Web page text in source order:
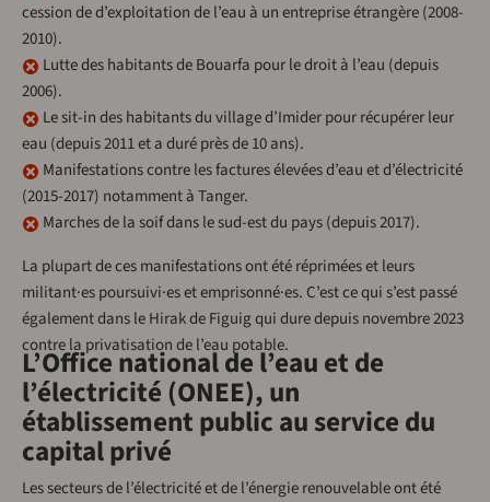
cession de d’exploitation de l’eau à un entreprise étrangère (2008-
2010).
Lutte des habitants de Bouarfa pour le droit à l’eau (depuis
2006).
Le sit-in des habitants du village d’Imider pour récupérer leur
eau (depuis 2011 et a duré près de 10 ans).
Manifestations contre les factures élevées d’eau et d’électricité
(2015-2017) notamment à Tanger.
Marches de la soif dans le sud-est du pays (depuis 2017).
La plupart de ces manifestations ont été réprimées et leurs
militant·es poursuivi·es et emprisonné·es. C’est ce qui s’est passé
également dans le Hirak de Figuig qui dure depuis novembre 2023
contre la privatisation de l’eau potable.
L’Office national de l’eau et de
l’électricité (ONEE), un
établissement public au service du
capital privé
Les secteurs de l’électricité et de l’énergie renouvelable ont été